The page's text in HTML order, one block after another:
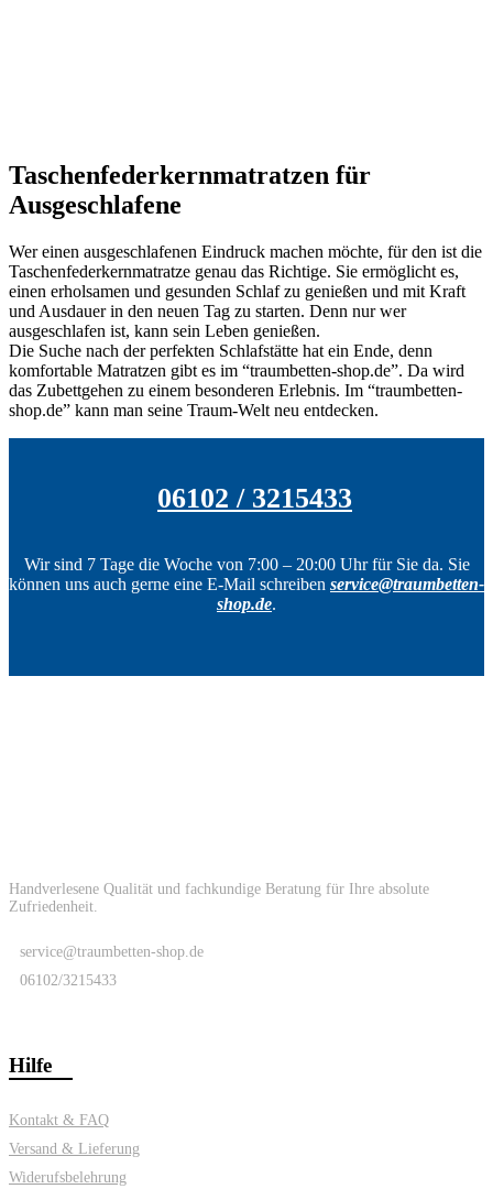
Taschenfederkernmatratzen für
Ausgeschlafene
Wer einen ausgeschlafenen Eindruck machen möchte, für den ist die
Taschenfederkernmatratze genau das Richtige. Sie ermöglicht es,
einen erholsamen und gesunden Schlaf zu genießen und mit Kraft
und Ausdauer in den neuen Tag zu starten. Denn nur wer
ausgeschlafen ist, kann sein Leben genießen.
Die Suche nach der perfekten Schlafstätte hat ein Ende, denn
komfortable Matratzen gibt es im “traumbetten-shop.de”. Da wird
das Zubettgehen zu einem besonderen Erlebnis. Im “traumbetten-
shop.de” kann man seine Traum-Welt neu entdecken.
06102 / 3215433
Wir sind 7 Tage die Woche von 7:00 – 20:00 Uhr für Sie da. Sie
können uns auch gerne eine E-Mail schreiben service@traumbetten-
shop.de.
Handverlesene Qualität und fachkundige Beratung für Ihre absolute
Zufriedenheit.
service@traumbetten-shop.de
06102/3215433
Hilfe
Kontakt & FAQ
Versand & Lieferung
Widerufsbelehrung